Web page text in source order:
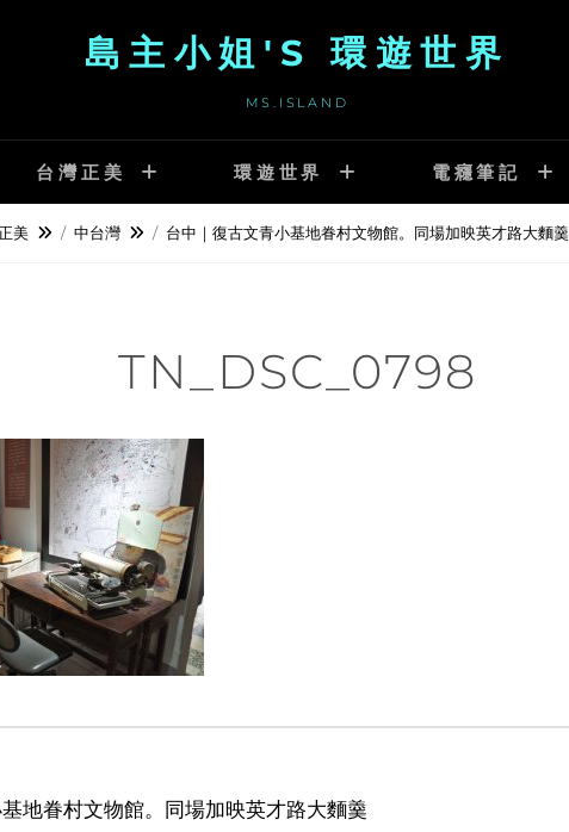
島主小姐'S 環遊世界
MS.ISLAND
台灣正美 環遊世界 電癮筆記
美 / 中台灣 / 台中｜復古文青小基地眷村文物館。同場加映英才路大麵羹
TN_DSC_0798
地眷村文物館。同場加映英才路大麵羹